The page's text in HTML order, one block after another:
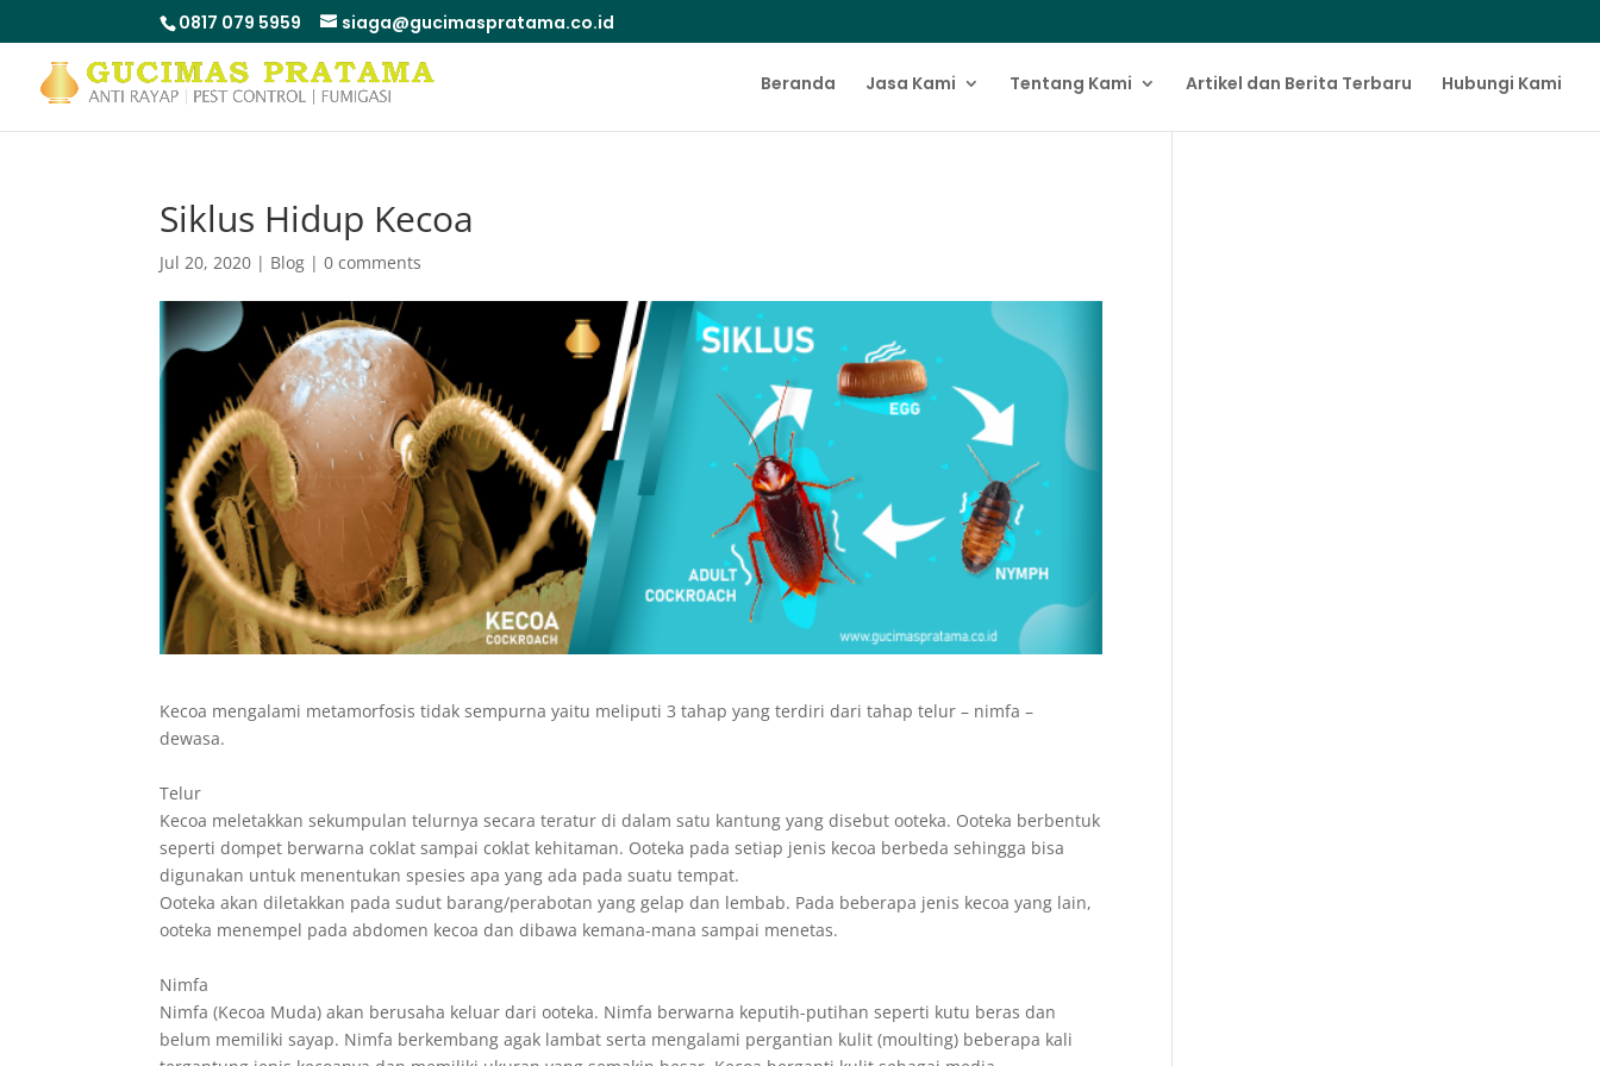
0817 079 5959 siaga@gucimaspratama.co.id
Beranda Jasa Kami Tentang Kami Artikel dan Berita Terbaru Hubungi Kami
Siklus Hidup Kecoa
Jul 20, 2020 | Blog |0 comments
Kecoa mengalami metamorfosis tidak sempurna yaitu meliputi 3 tahap yang terdiri dari tahap telur – nimfa –
dewasa.
Telur
Kecoa meletakkan sekumpulan telurnya secara teratur di dalam satu kantung yang disebut ooteka. Ooteka berbentuk
seperti dompet berwarna coklat sampai coklat kehitaman. Ooteka pada setiap jenis kecoa berbeda sehingga bisa
digunakan untuk menentukan spesies apa yang ada pada suatu tempat.
Ooteka akan diletakkan pada sudut barang/perabotan yang gelap dan lembab. Pada beberapa jenis kecoa yang lain,
ooteka menempel pada abdomen kecoa dan dibawa kemana-mana sampai menetas.
Nimfa
Nimfa (Kecoa Muda) akan berusaha keluar dari ooteka. Nimfa berwarna keputih-putihan seperti kutu beras dan
belum memiliki sayap. Nimfa berkembang agak lambat serta mengalami pergantian kulit (moulting) beberapa kali